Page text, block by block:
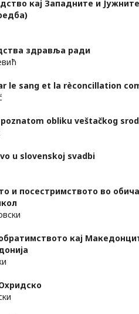
кај Западните и
здравља ради
le sang et lа rèconcillation
obliku veštačkog
u slovenskoj svadbi
и посестримството во
кај